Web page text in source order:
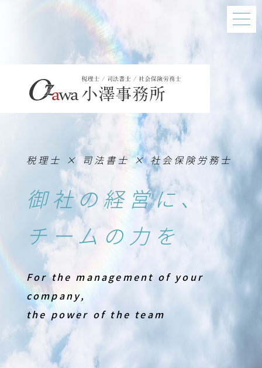
税理士 × 司法書士 × 社会保険労務士
御社の経営に、
チームの力を
For the management of your
company,
the power of the team